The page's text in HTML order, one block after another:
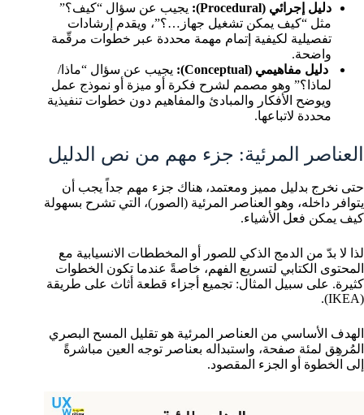
دليل إجرائي (Procedural):
يجيب عن سؤال “كيف؟”
مثل “كيف يمكن تشغيل جهاز…؟”، ويقدم إرشادات
تفصيلية لكيفية إتمام مهمة محددة عبر خطوات مرقّمة
واضحة.
دليل مفاهيمي (Conceptual):
يجيب عن سؤال “ماذا/
لماذا؟” وهو مصمم لشرح فكرة أو ميزة أو نموذج عمل
ويوضح الأفكار والمبادئ والمفاهيم دون خطوات تنفيذية
محددة لاتباعها.
العناصر المرئية: جزء مهم من نص الدليل
حتى نخرج بدليل مميز ومعتمد، هناك جزء مهم جداً يجب أن
يتوافر داخله، وهو العناصر المرئية (الصور)، التي تشرح بسهولة
كيف يمكن فعل الأشياء.
لذا لا بدّ من الدمج الذكي للصور أو المخططات الانسيابية مع
المحتوى الكتابي لتسريع الفهم، خاصةً عندما تكون الخطوات
كثيرة. على سبيل المثال: تجميع أجزاء قطعة أثاث على طريقة
(IKEA).
الهدف الأساسي من العناصر المرئية هو تقليل المسح البصري
المُرهِق لمئة صفحة، واستبداله بعناصر توجه العين مباشرةً
إلى الخطوة أو الجزء المقصود.